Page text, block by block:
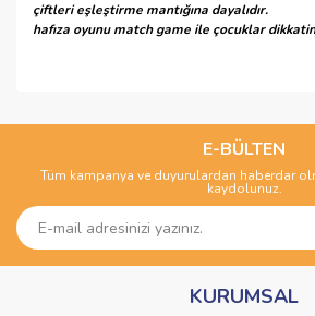
çiftleri eşleştirme mantığına dayalıdır.
hafıza oyunu match game ile çocuklar
Yorum Yaz
kullanarak tarafımıza iletebilirsiniz.
Görüş ve önerileriniz için teşekkür ederiz.
Ürün açıklamasında eksik bilgiler
Ürün bilgilerinde hatalar bulunuyor.
Ürün fiyatı diğer sitelerden daha pahalı.
E-BÜLTEN
Tüm kampanya ve duyurulardan haberdar
kaydolunuz.
KURUMSAL